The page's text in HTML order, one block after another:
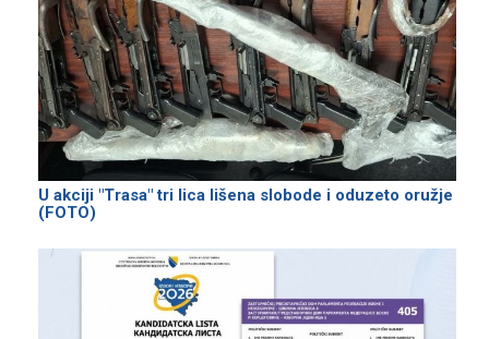
U akciji "Trasa" tri lica lišena slobode i oduzeto oružje
(FOTO)